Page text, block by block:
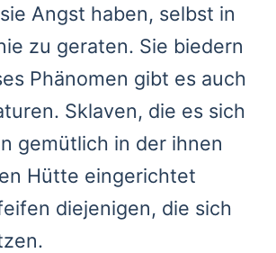
Angst haben, selbst in
zu gera­ten. Sie bie­dern
Phä­no­men gibt es auch
Skla­ven, die es sich
gemüt­lich in der ihnen
Hüt­te ein­ge­rich­tet
die­je­ni­gen, die sich